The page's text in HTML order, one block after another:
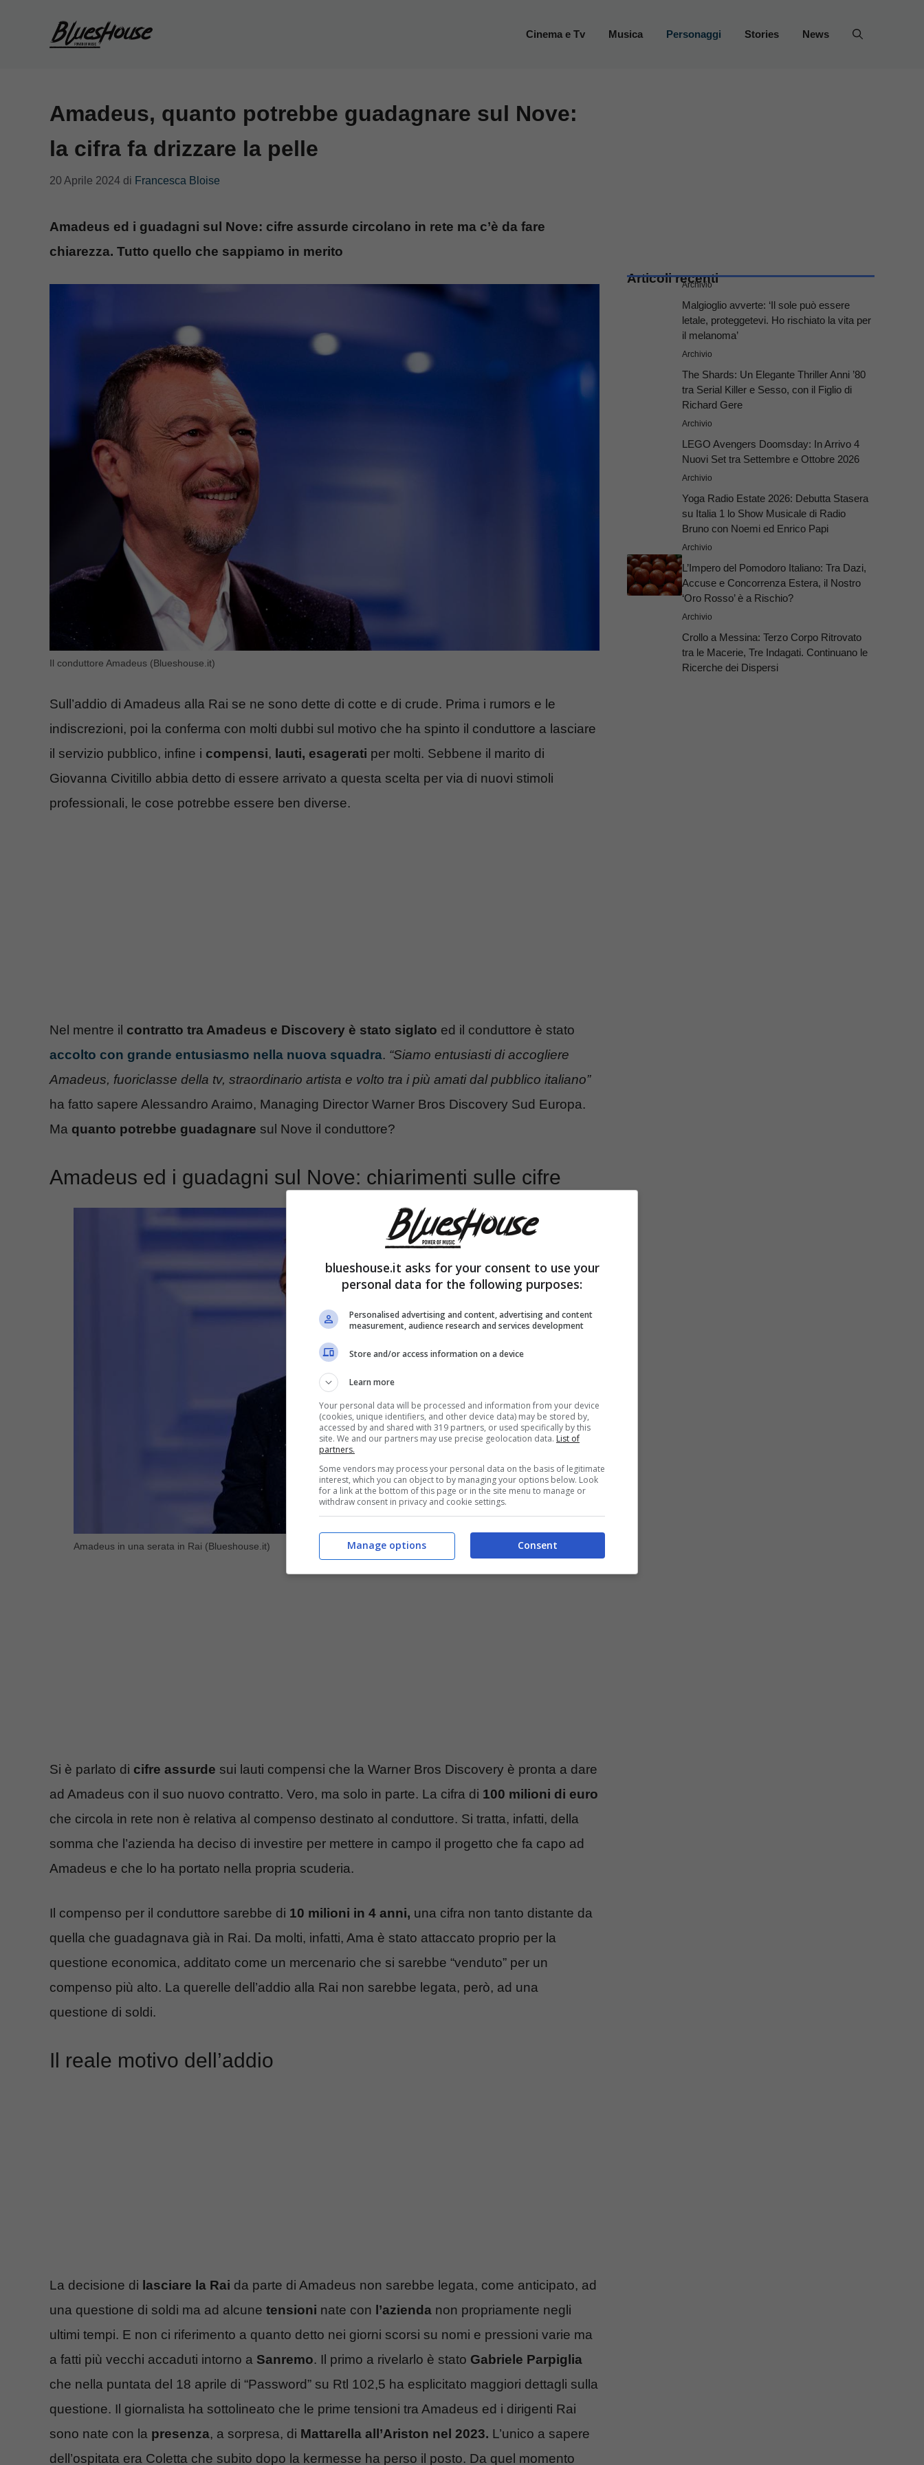
Cinema e Tv Musica Personaggi Stories News
Amadeus, quanto potrebbe guadagnare sul Nove:
la cifra fa drizzare la pelle
20 Aprile 2024 di Francesca Bloise
Amadeus ed i guadagni sul Nove: cifre assurde circolano in rete ma c’è da fare
chiarezza. Tutto quello che sappiamo in merito
Il conduttore Amadeus (Blueshouse.it)
Sull’addio di Amadeus alla Rai se ne sono dette di cotte e di crude. Prima i rumors e le
indiscrezioni, poi la conferma con molti dubbi sul motivo che ha spinto il conduttore a lasciare
il servizio pubblico, infine i compensi, lauti, esagerati per molti. Sebbene il marito di
Giovanna Civitillo abbia detto di essere arrivato a questa scelta per via di nuovi stimoli
professionali, le cose potrebbe essere ben diverse.
Nel mentre il contratto tra Amadeus e Discovery è stato siglato ed il conduttore è stato
accolto con grande entusiasmo nella nuova squadra. “Siamo entusiasti di accogliere
Amadeus, fuoriclasse della tv, straordinario artista e volto tra i più amati dal pubblico italiano”
ha fatto sapere Alessandro Araimo, Managing Director Warner Bros Discovery Sud Europa.
Ma quanto potrebbe guadagnare sul Nove il conduttore?
Amadeus ed i guadagni sul Nove: chiarimenti sulle cifre
Amadeus in una serata in Rai (Blueshouse.it)
Si è parlato di cifre assurde sui lauti compensi che la Warner Bros Discovery è pronta a dare
ad Amadeus con il suo nuovo contratto. Vero, ma solo in parte. La cifra di 100 milioni di euro
che circola in rete non è relativa al compenso destinato al conduttore. Si tratta, infatti, della
somma che l’azienda ha deciso di investire per mettere in campo il progetto che fa capo ad
Amadeus e che lo ha portato nella propria scuderia.
Il compenso per il conduttore sarebbe di 10 milioni in 4 anni, una cifra non tanto distante da
quella che guadagnava già in Rai. Da molti, infatti, Ama è stato attaccato proprio per la
questione economica, additato come un mercenario che si sarebbe “venduto” per un
compenso più alto. La querelle dell’addio alla Rai non sarebbe legata, però, ad una
questione di soldi.
Il reale motivo dell’addio
La decisione di lasciare la Rai da parte di Amadeus non sarebbe legata, come anticipato, ad
una questione di soldi ma ad alcune tensioni nate con l’azienda non propriamente negli
ultimi tempi. E non ci riferimento a quanto detto nei giorni scorsi su nomi e pressioni varie ma
a fatti più vecchi accaduti intorno a Sanremo. Il primo a rivelarlo è stato Gabriele Parpiglia
che nella puntata del 18 aprile di “Password” su Rtl 102,5 ha esplicitato maggiori dettagli sulla
questione. Il giornalista ha sottolineato che le prime tensioni tra Amadeus ed i dirigenti Rai
sono nate con la presenza, a sorpresa, di Mattarella all’Ariston nel 2023. L’unico a sapere
dell’ospitata era Coletta che subito dopo la kermesse ha perso il posto. Da quel momento
Articoli recenti
Archivio
Malgioglio avverte: ‘Il sole può essere
letale, proteggetevi. Ho rischiato la vita per
il melanoma’
Archivio
The Shards: Un Elegante Thriller Anni ’80
tra Serial Killer e Sesso, con il Figlio di
Richard Gere
Archivio
LEGO Avengers Doomsday: In Arrivo 4
Nuovi Set tra Settembre e Ottobre 2026
Archivio
Yoga Radio Estate 2026: Debutta Stasera
su Italia 1 lo Show Musicale di Radio
Bruno con Noemi ed Enrico Papi
Archivio
L’Impero del Pomodoro Italiano: Tra Dazi,
Accuse e Concorrenza Estera, il Nostro
‘Oro Rosso’ è a Rischio?
Archivio
Crollo a Messina: Terzo Corpo Ritrovato
tra le Macerie, Tre Indagati. Continuano le
Ricerche dei Dispersi
blueshouse.it asks for your consent to use your
personal data for the following purposes:
Personalised advertising and content, advertising and content
measurement, audience research and services development
Store and/or access information on a device
Learn more
Your personal data will be processed and information from your device
(cookies, unique identifiers, and other device data) may be stored by,
accessed by and shared with 319 partners, or used specifically by this
site. We and our partners may use precise geolocation data. List of
partners.
Some vendors may process your personal data on the basis of legitimate
interest, which you can object to by managing your options below. Look
for a link at the bottom of this page or in the site menu to manage or
withdraw consent in privacy and cookie settings.
Consent
Manage options